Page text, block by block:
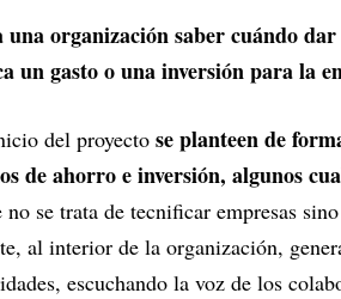
organización saber cuándo dar
un gasto o una inversión para la
del proyecto se planteen de
de ahorro e inversión, algunos
se trata de tecnificar empresas
al interior de la organización,
escuchando la voz de los